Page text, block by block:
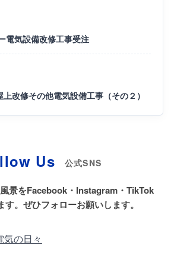
電気設備改修工事受注
改修その他電気設備工事（その２）
Us 公式SNS
景をFacebook・Instagram・TikTok
す。ぜひフォローお願いします。